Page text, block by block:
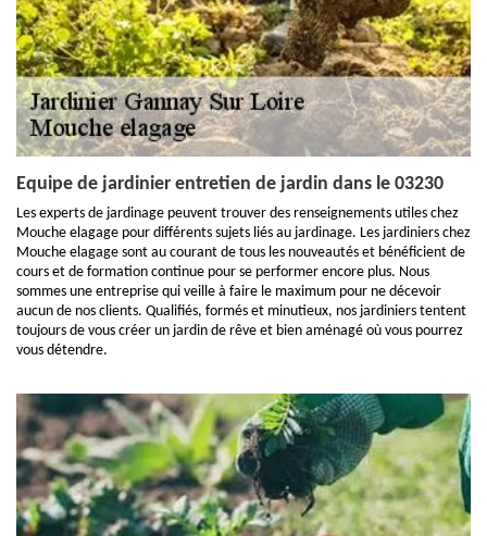
Equipe de jardinier entretien de jardin dans le 03230
Les experts de jardinage peuvent trouver des renseignements utiles chez
Mouche elagage pour différents sujets liés au jardinage. Les jardiniers chez
Mouche elagage sont au courant de tous les nouveautés et bénéficient de
cours et de formation continue pour se performer encore plus. Nous
sommes une entreprise qui veille à faire le maximum pour ne décevoir
aucun de nos clients. Qualifiés, formés et minutieux, nos jardiniers tentent
toujours de vous créer un jardin de rêve et bien aménagé où vous pourrez
vous détendre.